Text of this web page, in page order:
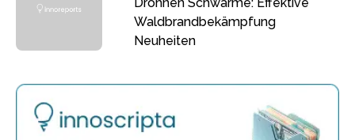
Waldbrandbekämpfung
Neuheiten